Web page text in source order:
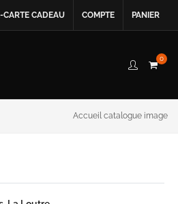
CARTE CADEAU COMPTE PANIER
0
Accueil catalogue image